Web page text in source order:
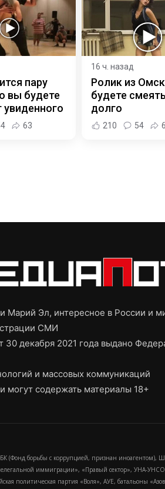
пару
вы будете
увиденного
63
16 ч. назад
Ролик из
будете
долго
210 54
Марий Эл, интересное в России и
СМИ
декабря 2021 года выдано
и массовых коммуникаций
могут содержать материалы 18+
(Фонд борьбы с коррупцией, признан иноагентом),
иммиграции», «Правый сектор», УНА-
политическая партия «Воля», АУЕ,